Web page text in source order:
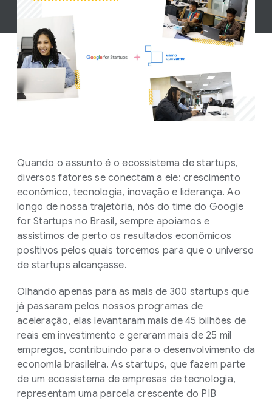
Quando o assunto é o ecossistema de startups,
diversos fatores se conectam a ele: crescimento
econômico, tecnologia, inovação e liderança. Ao
longo de nossa trajetória, nós do time do Google
for Startups no Brasil, sempre apoiamos e
assistimos de perto os resultados econômicos
positivos pelos quais torcemos para que o universo
de startups alcançasse.
Olhando apenas para as mais de 300 startups que
já passaram pelos nossos programas de
aceleração, elas levantaram mais de 45 bilhões de
reais em investimento e geraram mais de 25 mil
empregos, contribuindo para o desenvolvimento da
economia brasileira. As startups, que fazem parte
de um ecossistema de empresas de tecnologia,
representam uma parcela crescente do PIB